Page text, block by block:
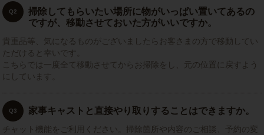
Q2
掃除してもらいたい場所に物がいっぱい置いてあるの
ですが、移動させておいた方がいいですか。
貴重品等、気になるものがございましたらお客さまの方で移動してい
ただけると幸いです。
こちらでは一度全て移動させてからお掃除をし、元の位置に戻すよう
にしています。
Q3 家事キャストと直接やり取りすることはできますか。
チャット機能をご利用ください。掃除箇所や内容のご相談、予約の変